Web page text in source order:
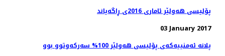
پۆلیسی هەولێر ئاماری 2016ی ڕاگەیاند
03 January 2017
پلانە ئەمنییەكەی پۆلیسی هەولێر 100% سەركەوتوو بوو